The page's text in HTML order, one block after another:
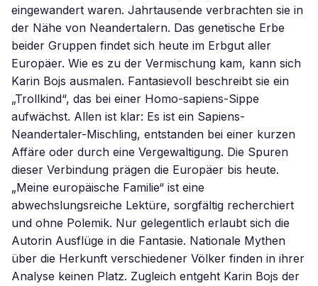
eingewandert waren. Jahrtausende verbrachten sie in
der Nähe von Neandertalern. Das genetische Erbe
beider Gruppen findet sich heute im Erbgut aller
Europäer. Wie es zu der Vermischung kam, kann sich
Karin Bojs ausmalen. Fantasievoll beschreibt sie ein
„Trollkind“, das bei einer Homo-sapiens-Sippe
aufwächst. Allen ist klar: Es ist ein Sapiens-
Neandertaler-Mischling, entstanden bei einer kurzen
Affäre oder durch eine Vergewaltigung. Die Spuren
dieser Verbindung prägen die Europäer bis heute.
„Meine europäische Familie“ ist eine
abwechslungsreiche Lektüre, sorgfältig recherchiert
und ohne Polemik. Nur gelegentlich erlaubt sich die
Autorin Ausflüge in die Fantasie. Nationale Mythen
über die Herkunft verschiedener Völker finden in ihrer
Analyse keinen Platz. Zugleich entgeht Karin Bojs der